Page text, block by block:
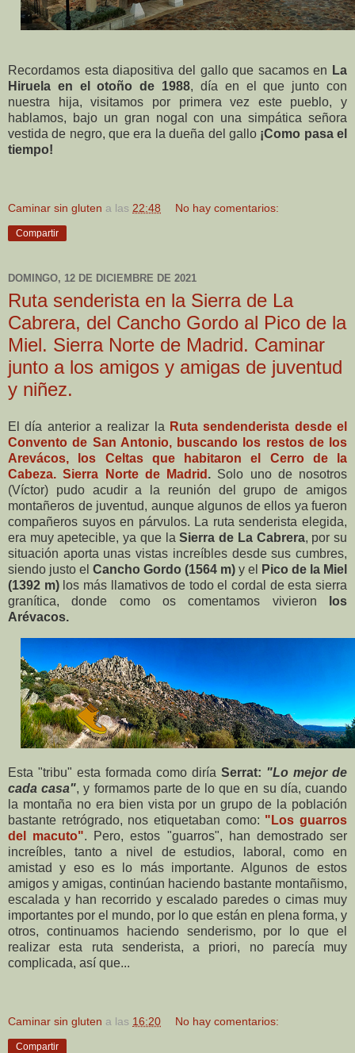
Recordamos esta diapositiva del gallo que sacamos en La
Hiruela en el otoño de 1988, día en el que junto con
nuestra hija, visitamos por primera vez este pueblo, y
hablamos, bajo un gran nogal con una simpática señora
vestida de negro, que era la dueña del gallo ¡Como pasa el
tiempo!
Caminar sin gluten a las 22:48 No hay comentarios:
Compartir
DOMINGO, 12 DE DICIEMBRE DE 2021
Ruta senderista en la Sierra de La
Cabrera, del Cancho Gordo al Pico de la
Miel. Sierra Norte de Madrid. Caminar
junto a los amigos y amigas de juventud
y niñez.
El día anterior a realizar la Ruta sendenderista desde el
Convento de San Antonio, buscando los restos de los
Arevácos, los Celtas que habitaron el Cerro de la
Cabeza. Sierra Norte de Madrid . Solo uno de nosotros
(Víctor) pudo acudir a la reunión del grupo de amigos
montañeros de juventud, aunque algunos de ellos ya fueron
compañeros suyos en párvulos. La ruta senderista elegida,
era muy apetecible, ya que laSierra de La Cabrera, por su
situación aporta unas vistas increíbles desde sus cumbres,
siendo justo el Cancho Gordo (1564 m) y el
Pico de la Miel
(1392 m)los más llamativos de todo el cordal de esta sierra
granítica, donde como os comentamos vivieron
los
Arévacos.
Esta "tribu" esta formada como diría Serrat: "Lo mejor de
cada casa", y formamos parte de lo que en su día, cuando
la montaña no era bien vista por un grupo de la población
bastante retrógrado, nos etiquetaban como: "Los guarros
del macuto". Pero, estos "guarros", han demostrado ser
increíbles, tanto a nivel de estudios, laboral, como en
amistad y eso es lo más importante. Algunos de estos
amigos y amigas, continúan haciendo bastante montañismo,
escalada y han recorrido y escalado paredes o cimas muy
importantes por el mundo, por lo que están en plena forma, y
otros, continuamos haciendo senderismo, por lo que el
realizar esta ruta senderista, a priori, no parecía muy
complicada, así que...
Caminar sin gluten a las 16:20 No hay comentarios:
Compartir